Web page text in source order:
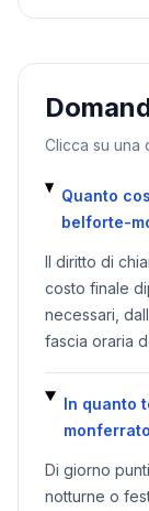
Clicca su una
Quanto
belforte-
Il diritto di
costo finale
necessari,
fascia oraria
In quanto
Di giorno
notturne o